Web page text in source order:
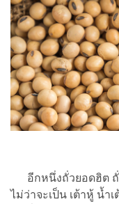
อีกหนึ่งถั่วยอดฮิต ถั่
ไม่ว่าจะเป็น เต้าหู้ น้ำ